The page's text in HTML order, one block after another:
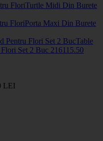
Turtle Midi Din Burete
Porta Maxi Din Burete
Table
Set 2 Buc 2161 15.50
LEI